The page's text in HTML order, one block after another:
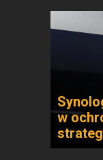
w